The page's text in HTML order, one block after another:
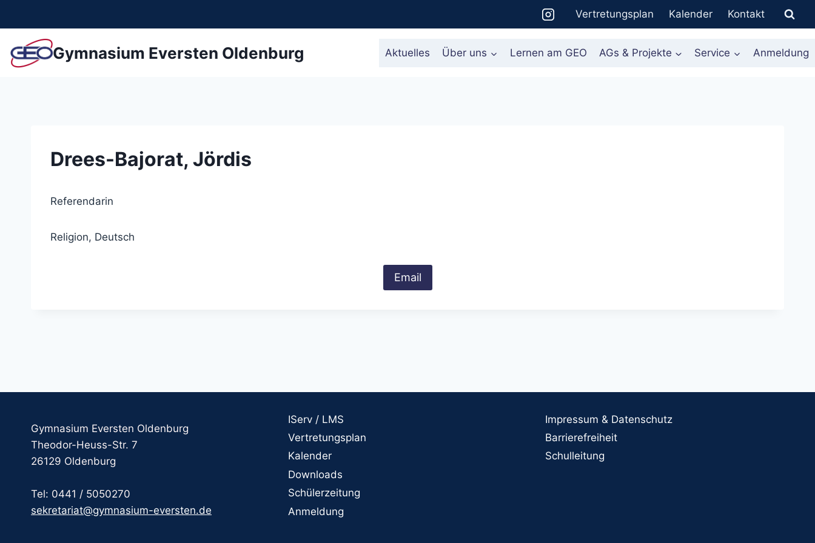
springen
Vertretungsplan Kalender Kontakt
Gymnasium Eversten Oldenburg Aktuelles Über uns Lernen am GEO AGs & Projekte Service Anmeldung
Drees-Bajorat, Jördis
Referendarin
Religion, Deutsch
Email
Gymnasium Eversten Oldenburg
Theodor-Heuss-Str. 7
26129 Oldenburg
Tel: 0441 / 5050270
sekretariat@gymnasium-eversten.de
IServ / LMS
Vertretungsplan
Kalender
Downloads
Schülerzeitung
Anmeldung
Impressum & Datenschutz
Barrierefreiheit
Schulleitung